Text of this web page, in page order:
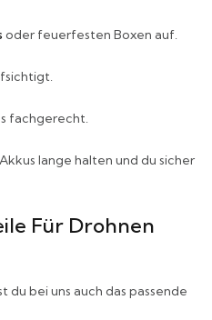
oder feuerfesten Boxen auf.
fachgerecht.
lange halten und du sicher
Für Drohnen
du bei uns auch das passende